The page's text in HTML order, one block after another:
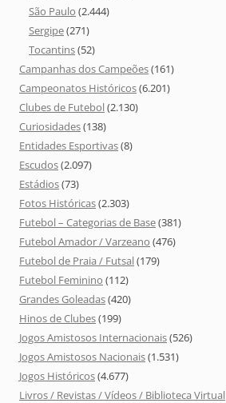
São Paulo (2.444)
Sergipe(271)
Tocantins(52)
Campanhas dos Campeões(161)
Campeonatos Históricos(6.201)
Clubes de Futebol(2.130)
Curiosidades(138)
Entidades Esportivas(8)
Escudos(2.097)
Estádios(73)
Fotos Históricas(2.303)
Futebol – Categorias de Base(381)
Futebol Amador / Varzeano (476)
Futebol de Praia / Futsal(179)
Futebol Feminino (112)
Grandes Goleadas(420)
Hinos de Clubes(199)
Jogos Amistosos Internacionais(526)
Jogos Amistosos Nacionais(1.531)
Jogos Históricos(4.677)
Livros / Revistas / Vídeos / Biblioteca Virtual